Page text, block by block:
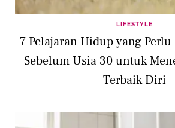
LIFESTYLE
7 Pelajaran Hidup yang
Sebelum Usia 30 untuk
Terbaik Diri